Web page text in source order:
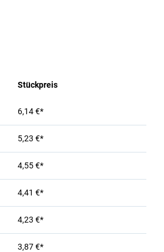
Stückpreis
6,14 €*
5,23 €*
4,55 €*
4,41 €*
4,23 €*
3,87 €*